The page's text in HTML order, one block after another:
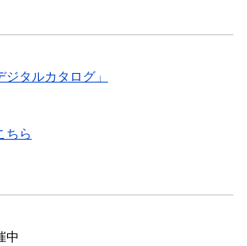
タルカタログ」
ちら
中